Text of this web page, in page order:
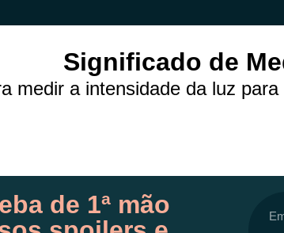
Significado de
medir a intensidade da luz
de 1ª mão